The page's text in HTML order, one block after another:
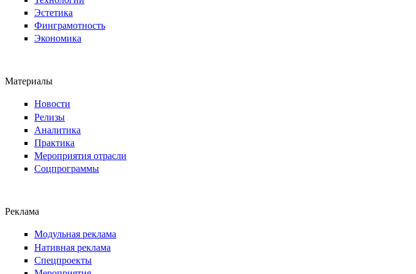
Эстетика
Финграмотность
Экономика
Материалы
Новости
Релизы
Аналитика
Практика
Мероприятия отрасли
Соцпрограммы
Реклама
Модульная реклама
Нативная реклама
Спецпроекты